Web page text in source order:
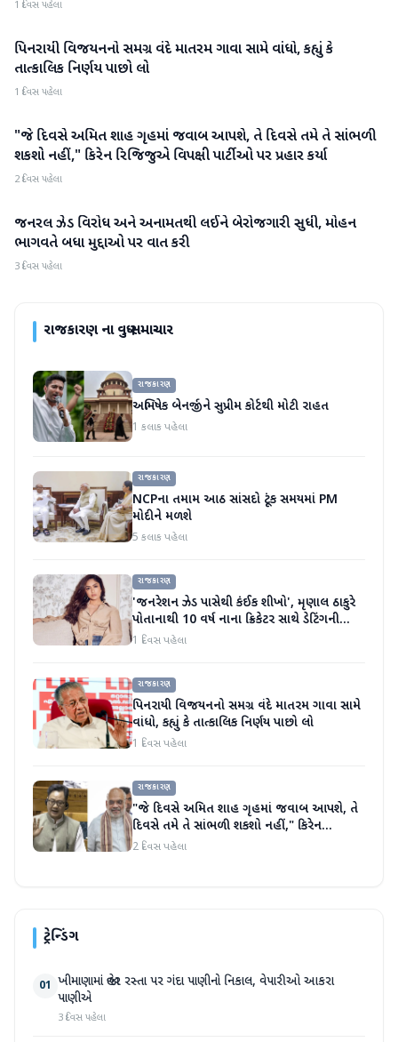
1 દિવસ પહેલા
રાજકારણ
પિનરાયી વિજયનનો સમગ્ર વંદે માતરમ ગાવા સામે વાંધો, કહ્યું કે
તાત્કાલિક નિર્ણય પાછો લો
1 દિવસ પહેલા
રાજકારણ
"જે દિવસે અમિત શાહ ગૃહમાં જવાબ આપશે, તે દિવસે તમે તે સાંભળી
શકશો નહીં," કિરેન રિજિજુએ વિપક્ષી પાર્ટીઓ પર પ્રહાર કર્યા
2 દિવસ પહેલા
રાજકારણ
જનરલ ઝેડ વિરોધ અને અનામતથી લઈને બેરોજગારી સુધી, મોહન
ભાગવતે બધા મુદ્દાઓ પર વાત કરી
3 દિવસ પહેલા
રાજકારણના વધુ સમાચાર
રાજકારણ
અભિષેક બેનર્જીને સુપ્રીમ કોર્ટથી મોટી રાહત
1 કલાક પહેલા
રાજકારણ
NCPના તમામ આઠ સાંસદો ટૂંક સમયમાં PM
મોદીને મળશે
5 કલાક પહેલા
રાજકારણ
'જનરેશન ઝેડ પાસેથી કંઈક શીખો', મૃણાલ ઠાકુરે
પોતાનાથી 10 વર્ષ નાના ક્રિકેટર સાથે ડેટિંગની
અફવાઓ પર મૌન તોડ્યું
1 દિવસ પહેલા
રાજકારણ
પિનરાયી વિજયનનો સમગ્ર વંદે માતરમ ગાવા સામે
વાંધો, કહ્યું કે તાત્કાલિક નિર્ણય પાછો લો
1 દિવસ પહેલા
રાજકારણ
"જે દિવસે અમિત શાહ ગૃહમાં જવાબ આપશે, તે
દિવસે તમે તે સાંભળી શકશો નહીં," કિરેન
રિજિજુએ વિપક્ષી પાર્ટીઓ પર પ્રહાર કર્યા
2 દિવસ પહેલા
ટ્રેન્ડિંગ
01 ખીમાણામાં જાહેર રસ્તા પર ગંદા પાણીનો નિકાલ, વેપારીઓ આકરા
પાણીએ
3 દિવસ પહેલા